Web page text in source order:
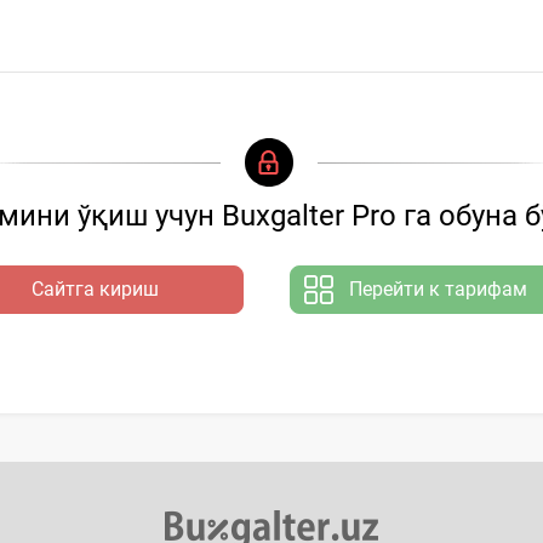
ўқиш учун Buxgalter Pro га обуна
Сайтга кириш Перейти к тарифам